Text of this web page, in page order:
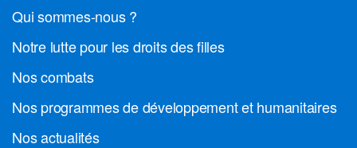
Qui sommes-nous ?
Notre lutte pour les droits des filles
Nos combats
Nos programmes de développement et humanitaires
Nos actualités